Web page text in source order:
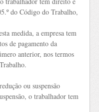
do Código do Trabalho,
medida, a empresa tem
de pagamento da
anterior, nos termos
ou suspensão
o trabalhador tem